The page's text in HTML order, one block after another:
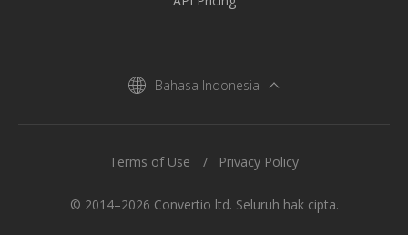
Bahasa Indonesia
© 2014–2026 Convertio ltd. Seluruh hak cipta.
Terms of Use Privacy Policy